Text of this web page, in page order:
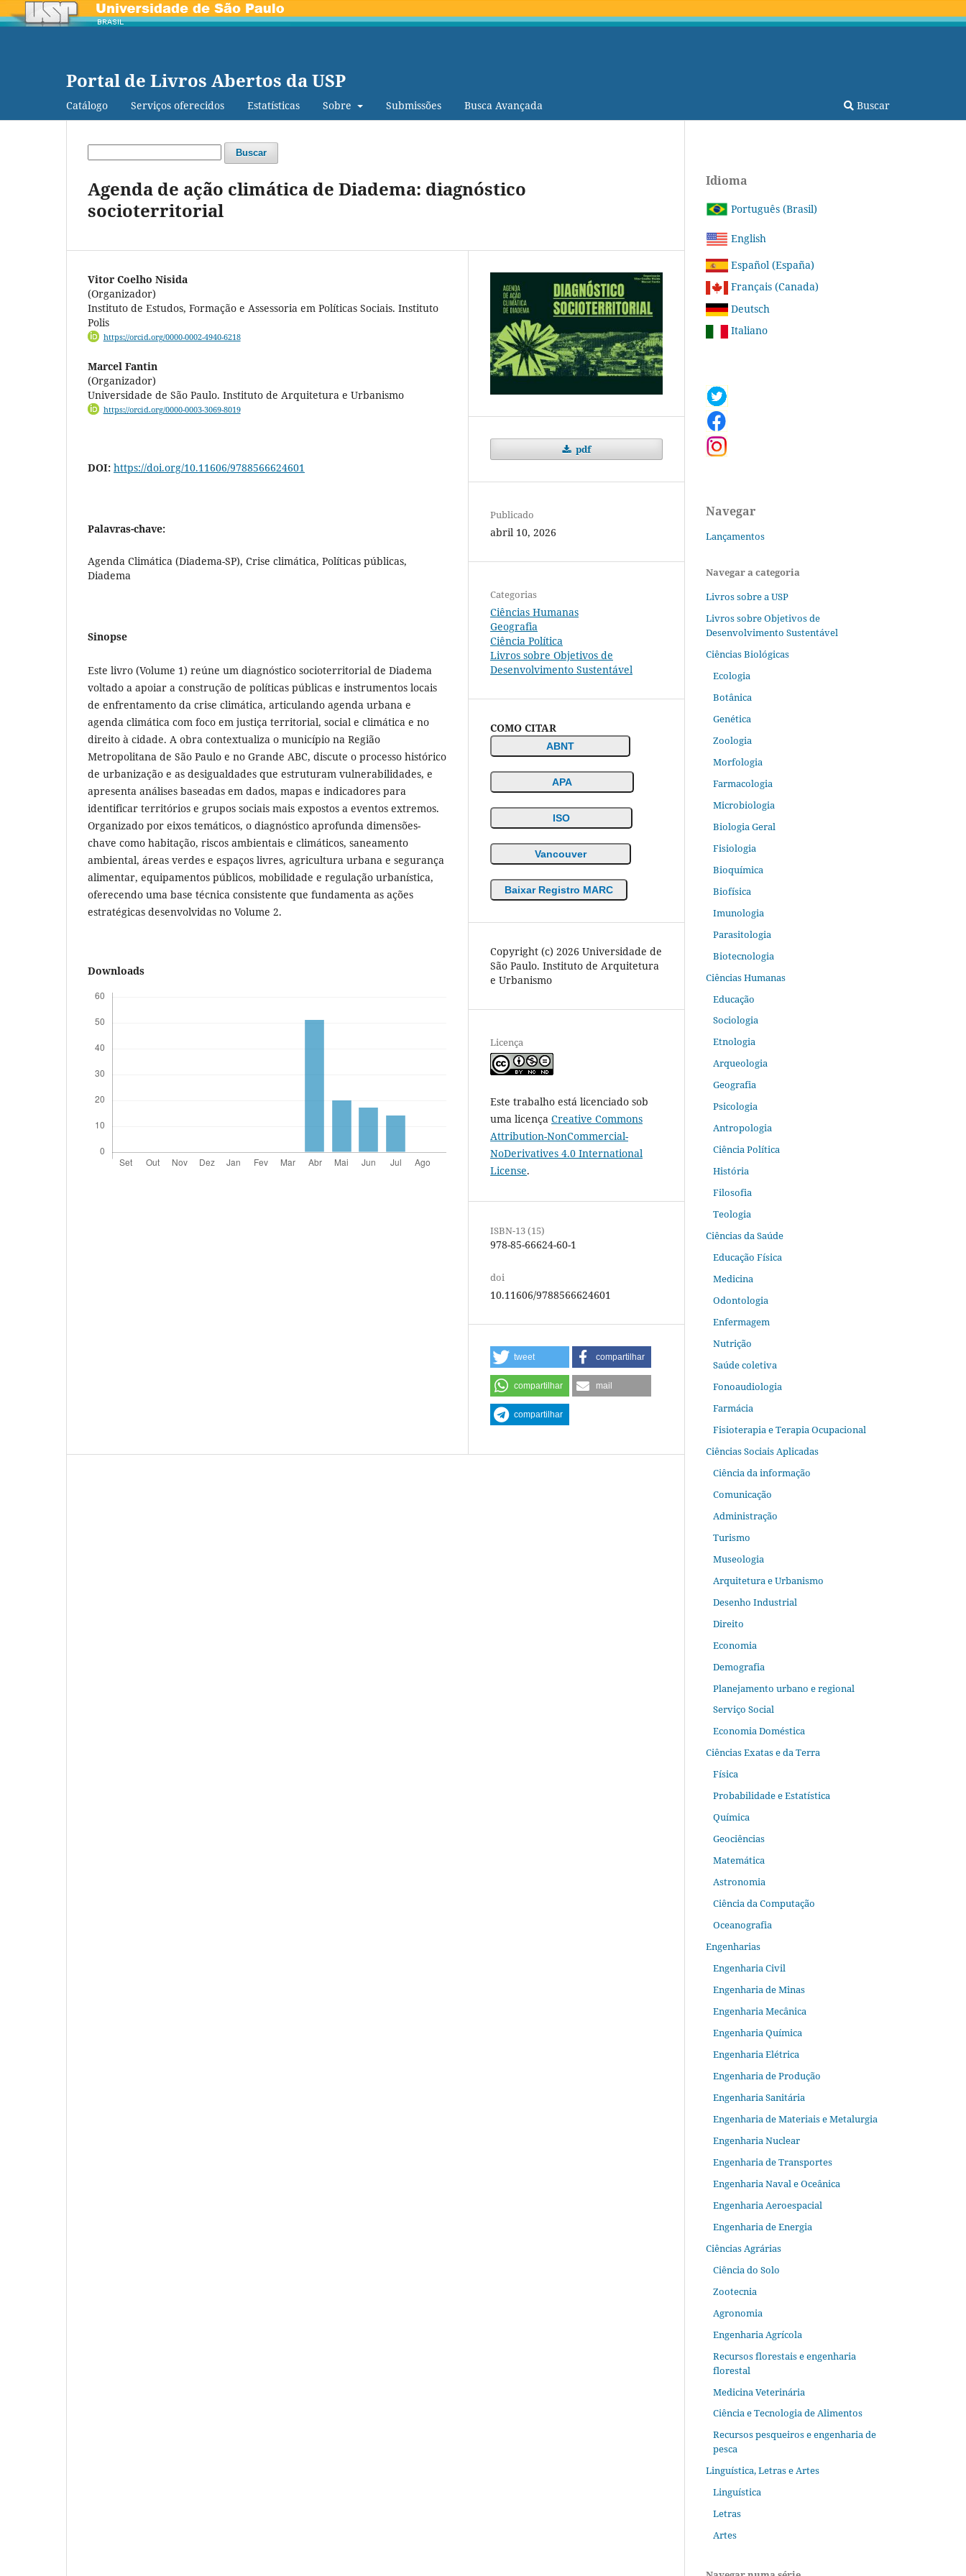
Portal de Livros Abertos da USP
Catálogo Serviços oferecidos Estatísticas Sobre Submissões Busca Avançada Buscar
Buscar
Agenda de ação climática de Diadema: diagnóstico
socioterritorial
Vitor Coelho Nisida
(Organizador)
Instituto de Estudos, Formação e Assessoria em Políticas Sociais. Instituto
Polis
https://orcid.org/0000-0002-4940-6218
Marcel Fantin
(Organizador)
Universidade de São Paulo. Instituto de Arquitetura e Urbanismo
https://orcid.org/0000-0003-3069-8019
DOI: https://doi.org/10.11606/9788566624601
Palavras-chave:
Agenda Climática (Diadema-SP), Crise climática, Políticas públicas,
Diadema
Sinopse
Este livro (Volume 1) reúne um diagnóstico socioterritorial de Diadema
voltado a apoiar a construção de políticas públicas e instrumentos locais
de enfrentamento da crise climática, articulando agenda urbana e
agenda climática com foco em justiça territorial, social e climática e no
direito à cidade. A obra contextualiza o município na Região
Metropolitana de São Paulo e no Grande ABC, discute o processo histórico
de urbanização e as desigualdades que estruturam vulnerabilidades, e
apresenta análises baseadas em dados, mapas e indicadores para
identificar territórios e grupos sociais mais expostos a eventos extremos.
Organizado por eixos temáticos, o diagnóstico aprofunda dimensões-
chave como habitação, riscos ambientais e climáticos, saneamento
ambiental, áreas verdes e espaços livres, agricultura urbana e segurança
alimentar, equipamentos públicos, mobilidade e regulação urbanística,
oferecendo uma base técnica consistente que fundamenta as ações
estratégicas desenvolvidas no Volume 2.
Downloads
pdf
Publicado
abril 10, 2026
Categorias
Ciências Humanas
Geografia
Ciência Política
Livros sobre Objetivos de
Desenvolvimento Sustentável
COMO CITAR
ABNT
APA
ISO
Vancouver
Baixar Registro MARC
Copyright (c) 2026 Universidade de
São Paulo. Instituto de Arquitetura
e Urbanismo
Licença
Este trabalho está licenciado sob
uma licença Creative Commons
Attribution-NonCommercial-
NoDerivatives 4.0 International
License.
ISBN-13 (15)
978-85-66624-60-1
doi
10.11606/9788566624601
tweet compartilhar
compartilhar mail
compartilhar
Idioma
Português (Brasil)
English
Español (España)
Français (Canada)
Deutsch
Italiano
Navegar
Lançamentos
Navegar a categoria
Livros sobre a USP
Livros sobre Objetivos de
Desenvolvimento Sustentável
Ciências Biológicas
Ecologia
Botânica
Genética
Zoologia
Morfologia
Farmacologia
Microbiologia
Biologia Geral
Fisiologia
Bioquímica
Biofísica
Imunologia
Parasitologia
Biotecnologia
Ciências Humanas
Educação
Sociologia
Etnologia
Arqueologia
Geografia
Psicologia
Antropologia
Ciência Política
História
Filosofia
Teologia
Ciências da Saúde
Educação Física
Medicina
Odontologia
Enfermagem
Nutrição
Saúde coletiva
Fonoaudiologia
Farmácia
Fisioterapia e Terapia Ocupacional
Ciências Sociais Aplicadas
Ciência da informação
Comunicação
Administração
Turismo
Museologia
Arquitetura e Urbanismo
Desenho Industrial
Direito
Economia
Demografia
Planejamento urbano e regional
Serviço Social
Economia Doméstica
Ciências Exatas e da Terra
Física
Probabilidade e Estatística
Química
Geociências
Matemática
Astronomia
Ciência da Computação
Oceanografia
Engenharias
Engenharia Civil
Engenharia de Minas
Engenharia Mecânica
Engenharia Química
Engenharia Elétrica
Engenharia de Produção
Engenharia Sanitária
Engenharia de Materiais e Metalurgia
Engenharia Nuclear
Engenharia de Transportes
Engenharia Naval e Oceânica
Engenharia Aeroespacial
Engenharia de Energia
Ciências Agrárias
Ciência do Solo
Zootecnia
Agronomia
Engenharia Agrícola
Recursos florestais e engenharia
florestal
Medicina Veterinária
Ciência e Tecnologia de Alimentos
Recursos pesqueiros e engenharia de
pesca
Linguística, Letras e Artes
Linguística
Letras
Artes